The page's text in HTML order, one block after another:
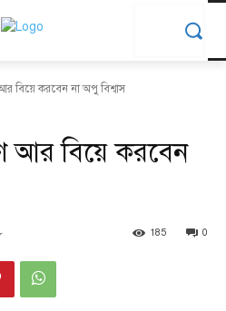
বিয়ে করবেন না অপু বিশ্বাস
আর বিয়ে করবেন
0
185